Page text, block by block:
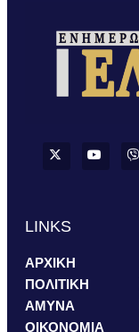
LINKS
ΑΡΧΙΚΗ
ΠΟΛΙΤΙΚΗ
ΑΜΥΝΑ
ΟΙΚΟΝΟΜΙΑ